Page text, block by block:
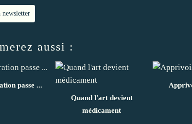
newsletter
aussi :
passe ...
Quand l'art devient
médicament